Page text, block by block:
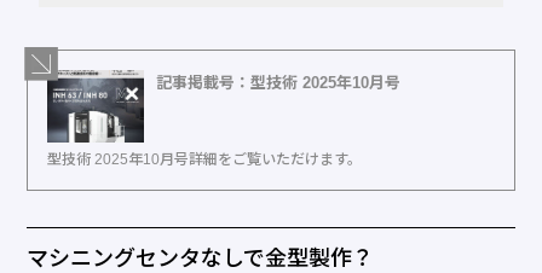
記事掲載号：型技術 2025年10月号
型技術 2025年10月号詳細をご覧いただけます。
マシニングセンタなしで金型製作？